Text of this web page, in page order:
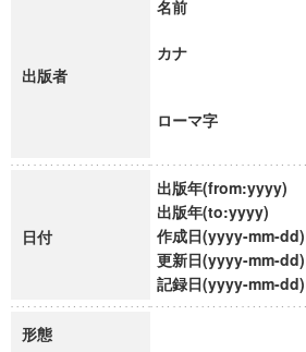
出版者
名前
カナ
ローマ字
日付
出版年(from:yyyy)
出版年(to:yyyy)
作成日(yyyy-mm-dd)
更新日(yyyy-mm-dd)
記録日(yyyy-mm-dd)
形態